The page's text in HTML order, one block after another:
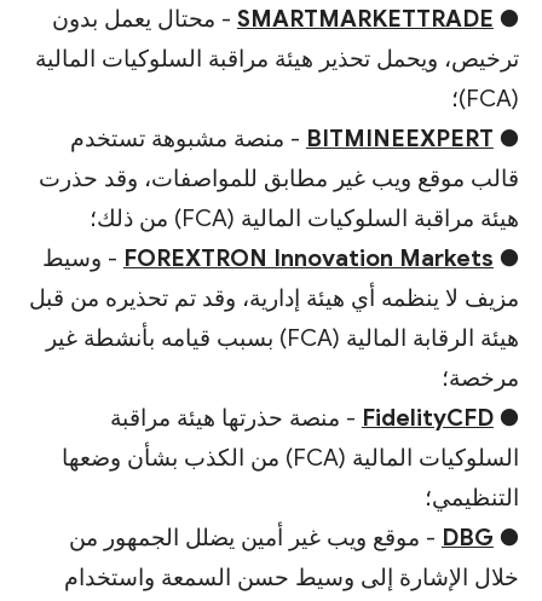
●
SMARTMARKETTRADE - محتال يعمل بدون
ترخيص، ويحمل تحذير هيئة مراقبة السلوكيات المالية
(FCA)؛
●
BITMINEEXPERT - منصة مشبوهة تستخدم
قالب موقع ويب غير مطابق للمواصفات، وقد حذرت
هيئة مراقبة السلوكيات المالية (FCA) من ذلك؛
●
FOREXTRON Innovation Markets - وسيط
مزيف لا ينظمه أي هيئة إدارية، وقد تم تحذيره من قبل
هيئة الرقابة المالية (FCA) بسبب قيامه بأنشطة غير
مرخصة؛
●
FidelityCFD - منصة حذرتها هيئة مراقبة
السلوكيات المالية (FCA) من الكذب بشأن وضعها
التنظيمي؛
●
DBG - موقع ويب غير أمين يضلل الجمهور من
خلال الإشارة إلى وسيط حسن السمعة واستخدام